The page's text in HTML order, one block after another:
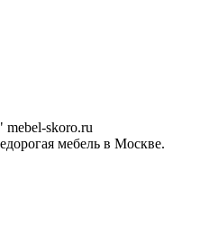
mebel-skoro.ru
мебель в Москве.